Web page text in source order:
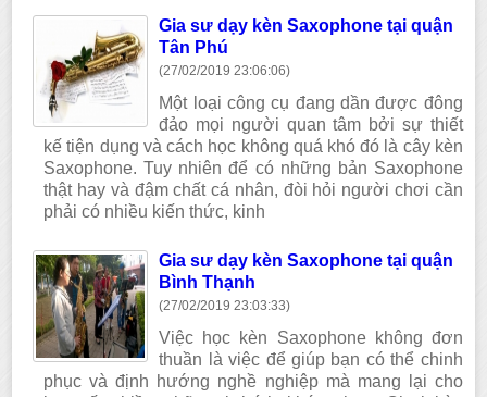
Gia sư dạy kèn Saxophone tại quận
Tân Phú
(27/02/2019 23:06:06)
Một loại công cụ đang dần được đông
đảo mọi người quan tâm bởi sự thiết
kế tiện dụng và cách học không quá khó đó là cây kèn
Saxophone. Tuy nhiên để có những bản Saxophone
thật hay và đậm chất cá nhân, đòi hỏi người chơi cần
phải có nhiều kiến thức, kinh
Gia sư dạy kèn Saxophone tại quận
Bình Thạnh
(27/02/2019 23:03:33)
Việc học kèn Saxophone không đơn
thuần là việc để giúp bạn có thể chinh
phục và định hướng nghề nghiệp mà mang lại cho